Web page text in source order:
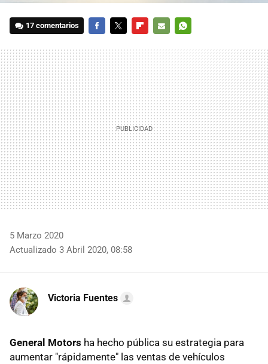
17 comentarios
MAIL
5 Marzo 2020
Actualizado 3 Abril 2020, 08:58
Victoria Fuentes
General Motors ha hecho pública su estrategia para
aumentar "rápidamente" las ventas de vehículos